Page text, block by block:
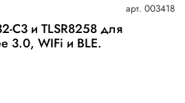
арт. 003418
C3 и TLSR8258 для
3.0, WIFi и BLE.